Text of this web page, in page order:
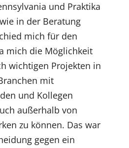
und Praktika
in der Beratung
mich für den
mich die Möglichkeit
wichtigen Projekten in
mit
und Kollegen
außerhalb von
zu können. Das war
gegen ein